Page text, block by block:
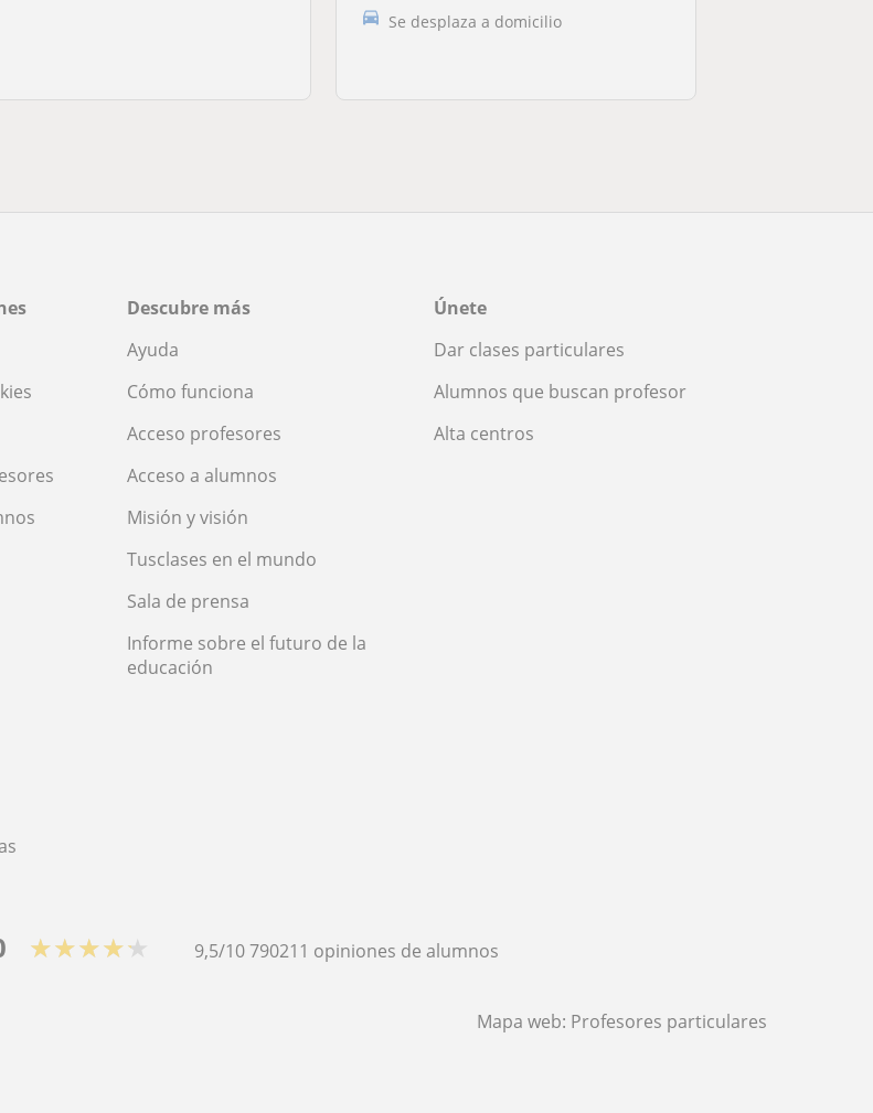
Se desplaza a domicilio
Descubre más
Ayuda
Cómo funciona
Acceso profesores
Acceso a alumnos
Misión y visión
Tusclases en el mundo
Sala de prensa
Informe sobre el futuro de la
educación
Únete
Dar clases particulares
Alumnos que buscan profesor
Alta centros
★★★★★ 9,5/10790211 opiniones de alumnos
Mapa web: Profesores particulares